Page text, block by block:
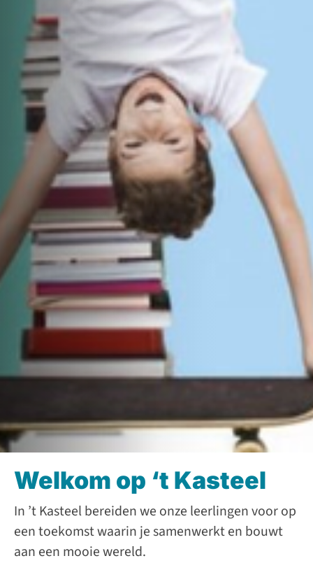
Welkom op ‘t Kasteel
In ’t Kasteel bereiden we onze leerlingen voor op
een toekomst waarin je samenwerkt en bouwt
aan een mooie wereld.